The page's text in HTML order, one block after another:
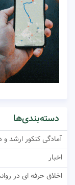
دسته‌بندی‌ها
آمادگی کنکور ارشد و
اخبار
اخلاق حرفه ای در